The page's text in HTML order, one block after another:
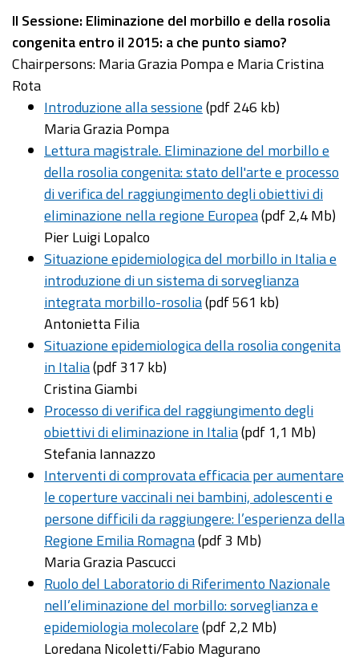
II Sessione: Eliminazione del morbillo e della rosolia
congenita entro il 2015: a che punto siamo?
Chairpersons: Maria Grazia Pompa e Maria Cristina
Rota
Introduzione alla sessione(pdf 246 kb)
Maria Grazia Pompa
Lettura magistrale. Eliminazione del morbillo e
della rosolia congenita: stato dell'arte e processo
di verifica del raggiungimento degli obiettivi di
eliminazione nella regione Europea(pdf 2,4 Mb)
Pier Luigi Lopalco
Situazione epidemiologica del morbillo in Italia e
introduzione di un sistema di sorveglianza
integrata morbillo-rosolia(pdf 561 kb)
Antonietta Filia
Situazione epidemiologica della rosolia congenita
in Italia(pdf 317 kb)
Cristina Giambi
Processo di verifica del raggiungimento degli
obiettivi di eliminazione in Italia(pdf 1,1 Mb)
Stefania Iannazzo
Interventi di comprovata efficacia per aumentare
le coperture vaccinali nei bambini, adolescenti e
persone difficili da raggiungere: l’esperienza della
Regione Emilia Romagna(pdf 3 Mb)
Maria Grazia Pascucci
Ruolo del Laboratorio di Riferimento Nazionale
nell’eliminazione del morbillo: sorveglianza e
epidemiologia molecolare(pdf 2,2 Mb)
Loredana Nicoletti/Fabio Magurano